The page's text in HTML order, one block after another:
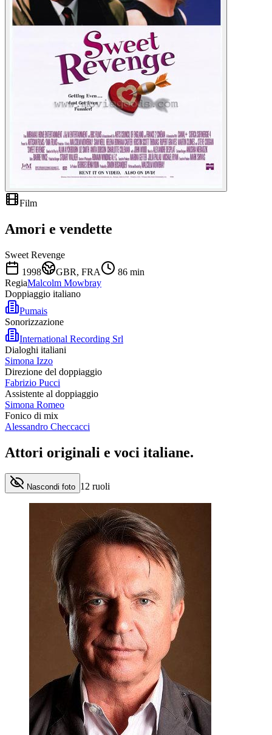
Film
Amori e vendette
Sweet Revenge
1998
GBR, FRA 86 min
RegiaMalcolm Mowbray
Doppiaggio italiano
Pumais
Sonorizzazione
International Recording Srl
Dialoghi italiani
Simona Izzo
Direzione del doppiaggio
Fabrizio Pucci
Assistente al doppiaggio
Simona Romeo
Fonico di mix
Alessandro Checcacci
Attori originali e voci italiane.
Nascondi foto 12 ruoli